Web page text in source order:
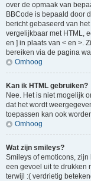
over de opmaak van
BBCode is bepaald door
bericht gebaseerd van
vergelijkbaar met HTML,
en ] in plaats van < en >.
bereiken via de pagina
Omhoog
Kan ik HTML gebruiken?
Nee. Het is niet mogelijk
dat het wordt
toepassen kan ook
Omhoog
Wat zijn smileys?
Smileys of emoticons,
een gevoel uit te drukken
terwijl :( verdrietig